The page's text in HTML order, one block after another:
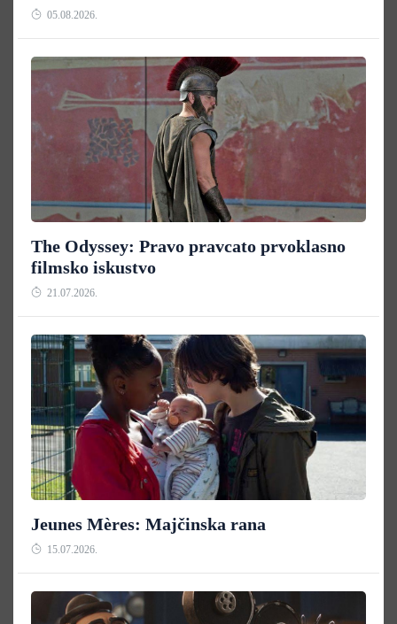
05.08.2026.
The Odyssey: Pravo pravcato prvoklasno
filmsko iskustvo
21.07.2026.
Jeunes Mères: Majčinska rana
15.07.2026.